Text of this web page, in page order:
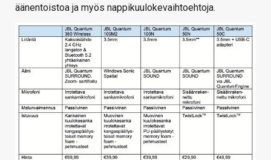
äänentoistoa ja myös nappikuulokevaihtoehtoja.